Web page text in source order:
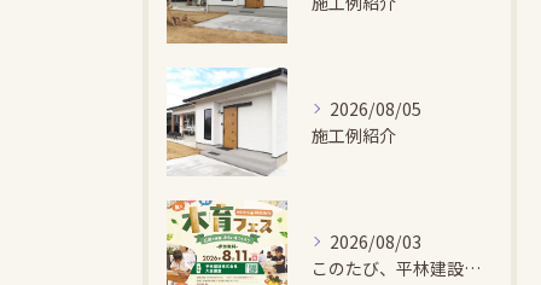
2026/08/05
施工例紹介
2026/08/03
このたび、平林建設では、お子さまが木とふれあい・木について学...